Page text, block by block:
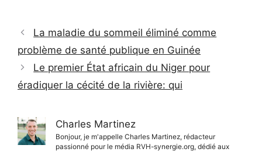
La maladie du sommeil éliminé comme
problème de santé publique en Guinée
Le premier État africain du Niger pour
éradiquer la cécité de la rivière: qui
Charles Martinez
Bonjour, je m'appelle Charles Martinez, rédacteur
passionné pour le média RVH-synergie.org, dédié aux